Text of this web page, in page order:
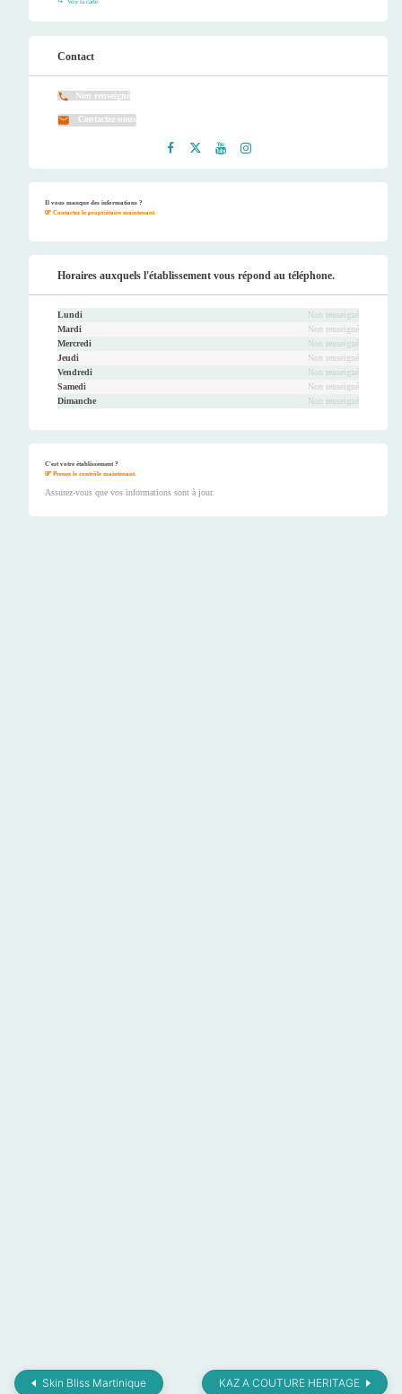
Voir la carte
Contact
Non renseigné
Contactez-nous
Il vous manque des informations ?
Contactez le propriétaire maintenant.
Horaires auxquels l'établissement vous répond au téléphone.
Lundi
Non renseigné
Mardi
Non renseigné
Mercredi
Non renseigné
Jeudi
Non renseigné
Vendredi
Non renseigné
Samedi
Non renseigné
Dimanche
Non renseigné
C'est votre établissement ?
Prenez le contrôle maintenant.
Assurez-vous que vos informations sont à jour.
Skin Bliss Martinique KAZ A COUTURE HERITAGE